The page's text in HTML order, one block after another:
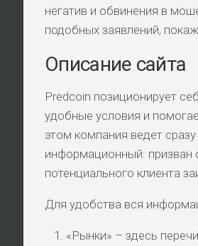
негатив и обвинения в
подобных заявлений,
Описание сайта
Predcoin позиционирует
удобные условия и
этом компания ведет
информационный: призван
потенциального клиента
Для удобства вся
«Рынки» – здесь